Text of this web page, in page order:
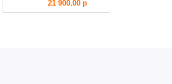
21 900.00 р